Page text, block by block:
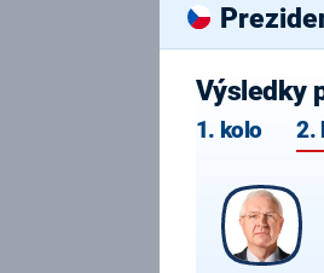
Výsledky
1. kolo 2.